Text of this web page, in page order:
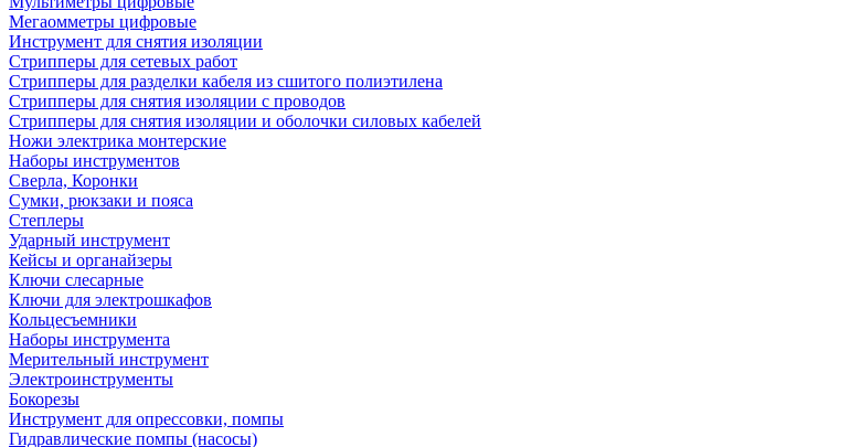
Мегаомметры цифровые
Инструмент для снятия изоляции
Стрипперы для сетевых работ
Стрипперы для разделки кабеля из сшитого полиэтилена
Cтрипперы для снятия изоляции с проводов
Стрипперы для снятия изоляции и оболочки силовых кабелей
Ножи электрика монтерские
Наборы инструментов
Сверла, Коронки
Сумки, рюкзаки и пояса
Степлеры
Ударный инструмент
Кейсы и органайзеры
Ключи слесарные
Ключи для электрошкафов
Кольцесъемники
Наборы инструмента
Мерительный инструмент
Электроинструменты
Бокорезы
Инструмент для опрессовки, помпы
Гидравлические помпы (насосы)